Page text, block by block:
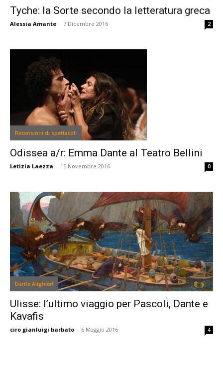
Tyche: la Sorte secondo la letteratura greca
Alessia Amante - 7 Dicembre 2016 2
Recensioni di spettacoli
Odissea a/r: Emma Dante al Teatro Bellini
Letizia Laezza - 15 Novembre 2016 0
Dante Alighieri
Ulisse: l’ultimo viaggio per Pascoli, Dante e
Kavafis
ciro gianluigi barbato - 6 Maggio 2016 4